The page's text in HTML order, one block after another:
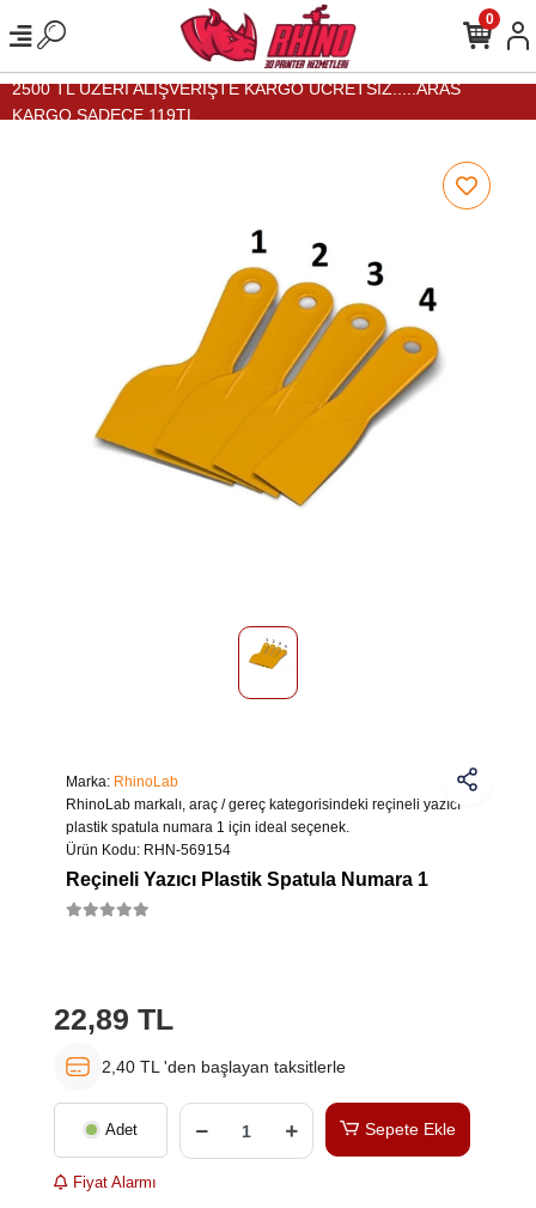
2500 TL ÜZERİ ALIŞVERİŞTE KARGO ÜCRETSİZ.....ARAS
KARGO SADECE 119TL...
0
Marka: RhinoLab
RhinoLab markalı, araç / gereç kategorisindeki reçineli yazıcı
plastik spatula numara 1 için ideal seçenek.
Ürün Kodu: RHN-569154
Reçineli Yazıcı Plastik Spatula Numara 1
22,89 TL
2,40 TL 'den başlayan taksitlerle
Adet Sepete Ekle
Fiyat Alarmı